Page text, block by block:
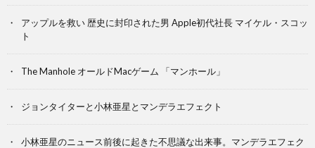
アップルを救い 歴史に封印された男 Apple初代社長 マイケル・スコッ
ト
The Manhole オールドMacゲーム 「マンホール」
ジョンタイターと小林亜星とマンデラエフェクト
小林亜星のニュース前後に起きた不思議な出来事。マンデラエフェク